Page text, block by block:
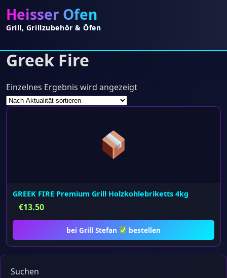
Heisser Ofen
Grill, Grillzubehör & Öfen
Greek Fire
Einzelnes Ergebnis wird angezeigt
GREEK FIRE Premium Grill Holzkohlebriketts 4kg
€13.50
bei Grill Stefan bestellen
Suchen